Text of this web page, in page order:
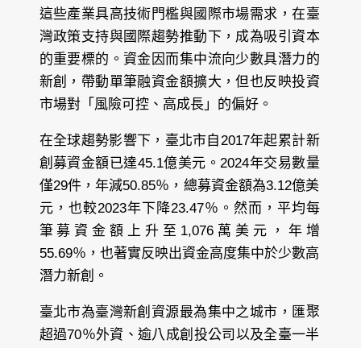
這些產業具高技術門檻與國際市場需求，在臺
灣政策支持與國際趨勢推動下，成為吸引資本
的重要標的。資金因而集中流向少數具潛力的
新創，帶動單筆融資金額擴大，但也反映投資
市場對「風險可控、高成長」的偏好。
在全球趨勢影響下，臺北市自2017年起累計新
創募資金額已達45.1億美元。2024年交易數量
僅29件，年減50.85％，總募資金額為3.12億美
元，也較2023年下降23.47％。然而，平均每
筆募資金額上升至1,076萬美元，年增
55.69％，也著實反映出資金高度集中於少數高
潛力新創。
臺北市為臺灣新創資源最為集中之城市，匯聚
超過70％外資、逾八成創投公司以及全臺一半